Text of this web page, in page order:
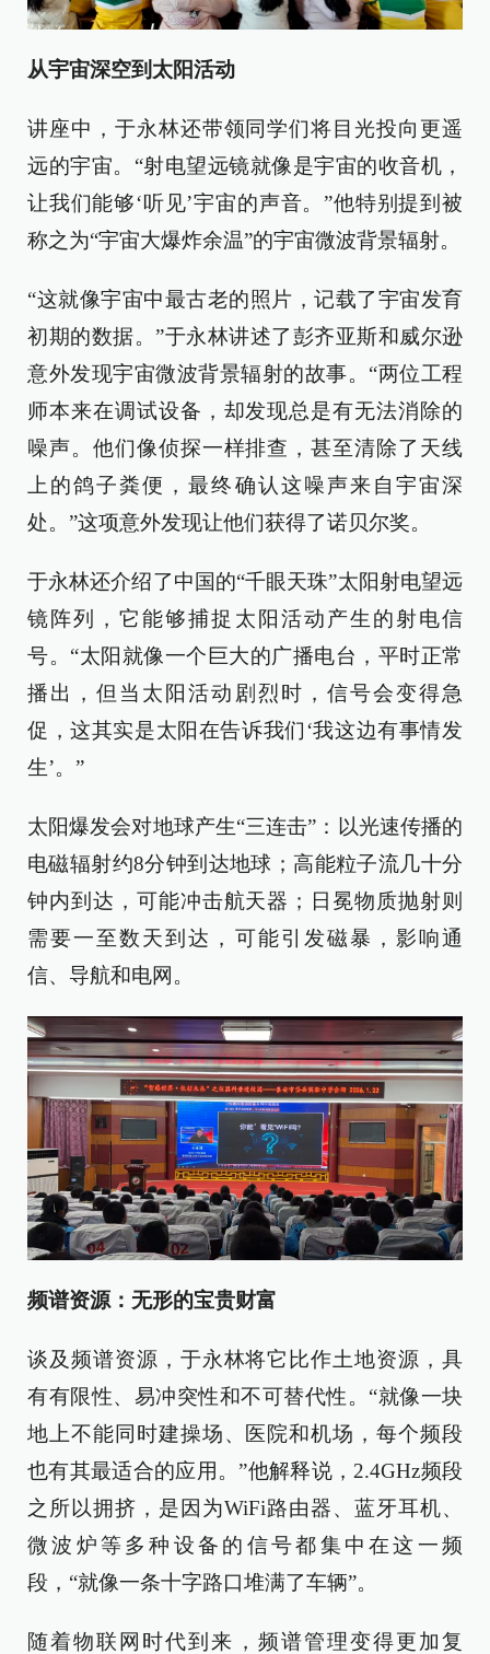
从宇宙深空到太阳活动
讲座中，于永林还带领同学们将目光投向更遥
远的宇宙。“射电望远镜就像是宇宙的收音机，
让我们能够‘听见’宇宙的声音。”他特别提到被
称之为“宇宙大爆炸余温”的宇宙微波背景辐射。
“这就像宇宙中最古老的照片，记载了宇宙发育
初期的数据。”于永林讲述了彭齐亚斯和威尔逊
意外发现宇宙微波背景辐射的故事。“两位工程
师本来在调试设备，却发现总是有无法消除的
噪声。他们像侦探一样排查，甚至清除了天线
上的鸽子粪便，最终确认这噪声来自宇宙深
处。”这项意外发现让他们获得了诺贝尔奖。
于永林还介绍了中国的“千眼天珠”太阳射电望远
镜阵列，它能够捕捉太阳活动产生的射电信
号。“太阳就像一个巨大的广播电台，平时正常
播出，但当太阳活动剧烈时，信号会变得急
促，这其实是太阳在告诉我们‘我这边有事情发
生’。”
太阳爆发会对地球产生“三连击”：以光速传播的
电磁辐射约8分钟到达地球；高能粒子流几十分
钟内到达，可能冲击航天器；日冕物质抛射则
需要一至数天到达，可能引发磁暴，影响通
信、导航和电网。
频谱资源：无形的宝贵财富
谈及频谱资源，于永林将它比作土地资源，具
有有限性、易冲突性和不可替代性。“就像一块
地上不能同时建操场、医院和机场，每个频段
也有其最适合的应用。”他解释说，2.4GHz频段
之所以拥挤，是因为WiFi路由器、蓝牙耳机、
微波炉等多种设备的信号都集中在这一频
段，“就像一条十字路口堆满了车辆”。
随着物联网时代到来，频谱管理变得更加复